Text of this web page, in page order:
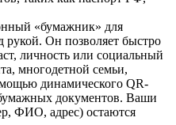
«бумажник» для
рукой. Он позволяет быстро
личность или социальный
многодетной семьи,
динамического QR-
документов. Ваши
ФИО, адрес) остаются